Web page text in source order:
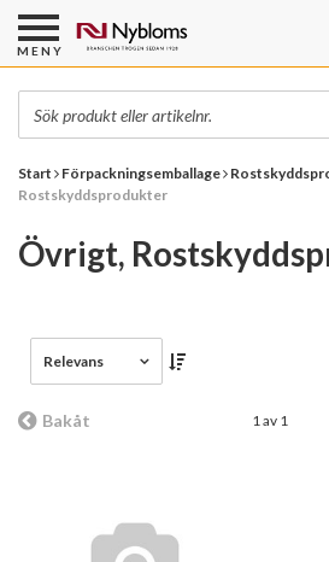
Start Förpackningsemballage
Rostskyddsprodukter
Övrigt,
Relevans
Bakåt 1 av 1
MENY